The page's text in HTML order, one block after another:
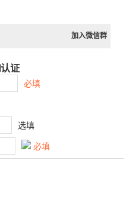
加入微信群
认证
必填
选填
必填